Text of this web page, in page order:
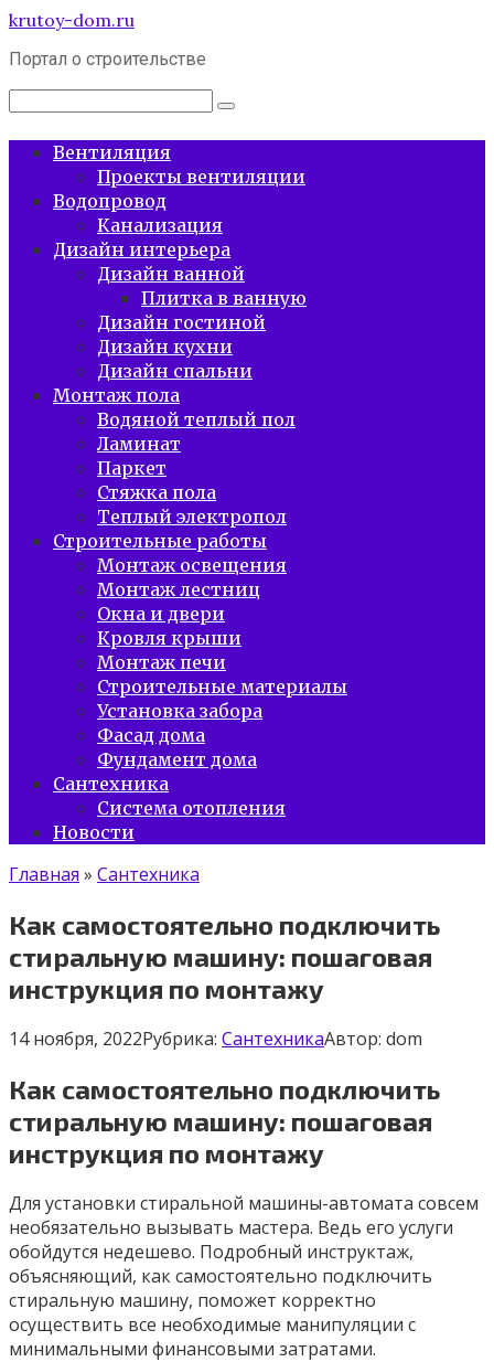
Перейти
контенту
krutoy-dom.ru
Портал о строительстве
Поиск:
Вентиляция
Проекты вентиляции
Водопровод
Канализация
Дизайн интерьера
Дизайн ванной
Плитка в ванную
Дизайн гостиной
Дизайн кухни
Дизайн спальни
Монтаж пола
Водяной теплый пол
Ламинат
Паркет
Стяжка пола
Теплый электропол
Строительные работы
Монтаж освещения
Монтаж лестниц
Окна и двери
Кровля крыши
Монтаж печи
Строительные материалы
Установка забора
Фасад дома
Фундамент дома
Сантехника
Система отопления
Новости
Главная » Сантехника
Как самостоятельно подключить
стиральную машину: пошаговая
инструкция по монтажу
14 ноября, 2022Рубрика: СантехникаАвтор: dom
Как самостоятельно подключить
стиральную машину: пошаговая
инструкция по монтажу
Для установки стиральной машины-автомата совсем
необязательно вызывать мастера. Ведь его услуги
обойдутся недешево. Подробный инструктаж,
объясняющий, как самостоятельно подключить
стиральную машину, поможет корректно
осуществить все необходимые манипуляции с
минимальными финансовыми затратами.